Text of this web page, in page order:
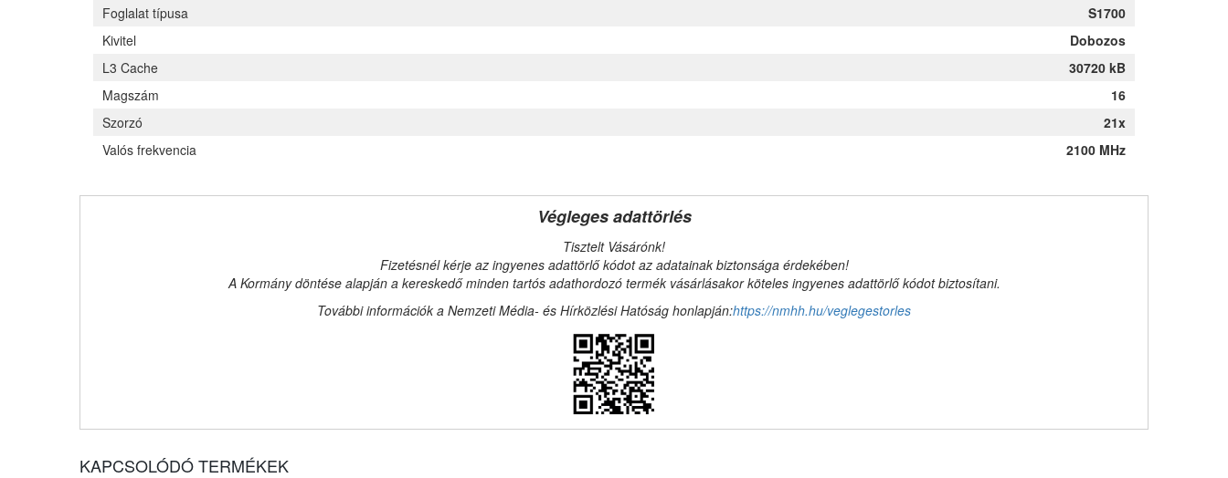
Foglalat típusa
S1700
Kivitel
Dobozos
L3 Cache
30720 kB
Magszám
16
Szorzó
21x
Valós frekvencia
2100 MHz
Végleges adattörlés
Tisztelt Vásárónk!
Fizetésnél kérje az ingyenes adattörlő kódot az adatainak biztonsága érdekében!
A Kormány döntése alapján a kereskedő minden tartós adathordozó termék vásárlásakor köteles ingyenes adattörlő kódot biztosítani.
További információk a Nemzeti Média- és Hírközlési Hatóság honlapján:https://nmhh.hu/veglegestorles
KAPCSOLÓDÓ TERMÉKEK